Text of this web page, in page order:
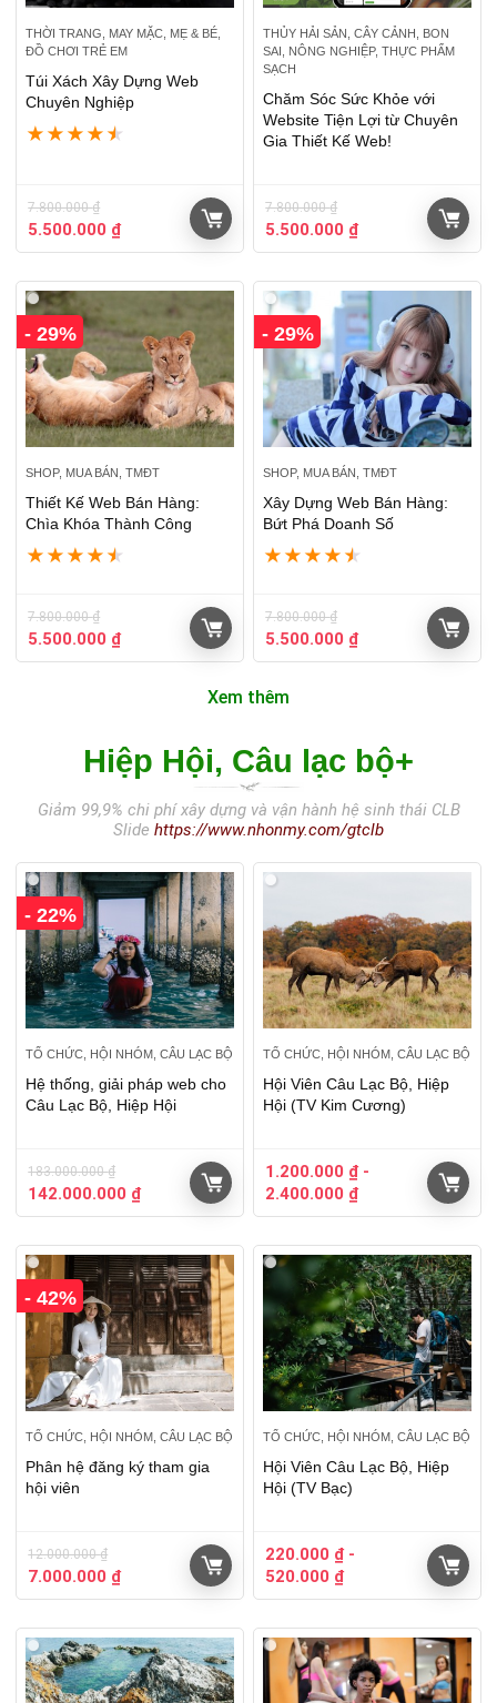
THỜI TRANG, MAY MẶC, MẸ & BÉ,
ĐỒ CHƠI TRẺ EM
Túi Xách Xây Dựng Web
Chuyên Nghiệp
★ ★ ★ ★ ★
7.800.000₫
5.500.000 ₫
THỦY HẢI SẢN, CÂY CẢNH, BON
SAI, NÔNG NGHIỆP, THỰC PHẨM
SẠCH
Chăm Sóc Sức Khỏe với
Website Tiện Lợi từ Chuyên
Gia Thiết Kế Web!
7.800.000₫
5.500.000 ₫
- 29%
SHOP, MUA BÁN, TMĐT
Thiết Kế Web Bán Hàng:
Chìa Khóa Thành Công
★ ★ ★ ★ ★
7.800.000₫
5.500.000 ₫
- 29%
SHOP, MUA BÁN, TMĐT
Xây Dựng Web Bán Hàng:
Bứt Phá Doanh Số
★ ★ ★ ★ ★
7.800.000₫
5.500.000 ₫
Xem thêm
Hiệp Hội, Câu lạc bộ+
Giảm 99,9% chi phí xây dựng và vận hành hệ sinh thái CLB
Slide https://www.nhonmy.com/gtclb
- 22%
TỔ CHỨC, HỘI NHÓM, CÂU LẠC BỘ
Hệ thống, giải pháp web cho
Câu Lạc Bộ, Hiệp Hội
183.000.000₫
142.000.000 ₫
TỔ CHỨC, HỘI NHÓM, CÂU LẠC BỘ
Hội Viên Câu Lạc Bộ, Hiệp
Hội (TV Kim Cương)
1.200.000 ₫-
2.400.000 ₫
- 42%
TỔ CHỨC, HỘI NHÓM, CÂU LẠC BỘ
Phân hệ đăng ký tham gia
hội viên
12.000.000₫
7.000.000 ₫
TỔ CHỨC, HỘI NHÓM, CÂU LẠC BỘ
Hội Viên Câu Lạc Bộ, Hiệp
Hội (TV Bạc)
220.000 ₫-
520.000 ₫